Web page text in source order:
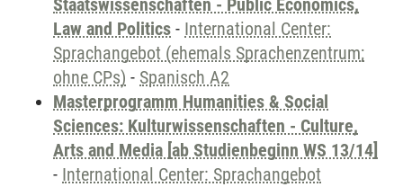
Staatswissenschaften - Public Economics,
Law and Politics - International Center:
Sprachangebot (ehemals Sprachenzentrum;
ohne CPs) - Spanisch A2
Masterprogramm Humanities & Social
Sciences: Kulturwissenschaften - Culture,
Arts and Media [ab Studienbeginn WS 13/14]
- International Center: Sprachangebot